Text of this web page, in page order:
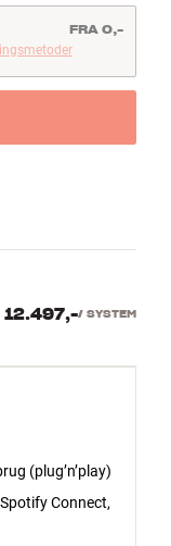
FRA 0,-
12.497,-/ SYSTEM
(plug’n’play)
Connect,